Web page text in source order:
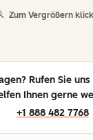
Zum Vergrößern
Rufen Sie
Ihnen gerne
+1 888 482 7768